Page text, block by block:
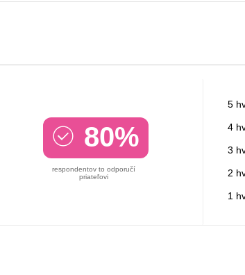
80%
respondentov to odporučí
priateľovi
5
4
3
2
1